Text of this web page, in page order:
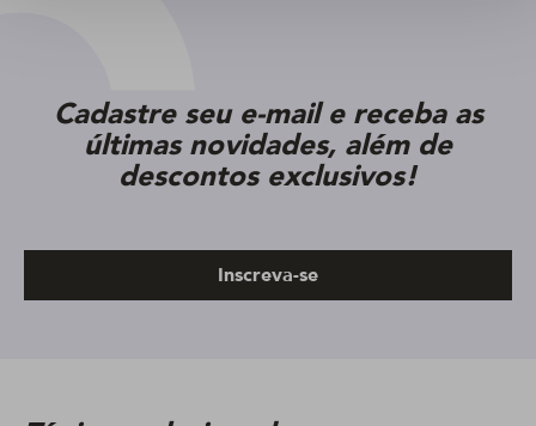
Cadastre seu e-mail e receba as
últimas novidades, além de
descontos exclusivos!
Inscreva-se